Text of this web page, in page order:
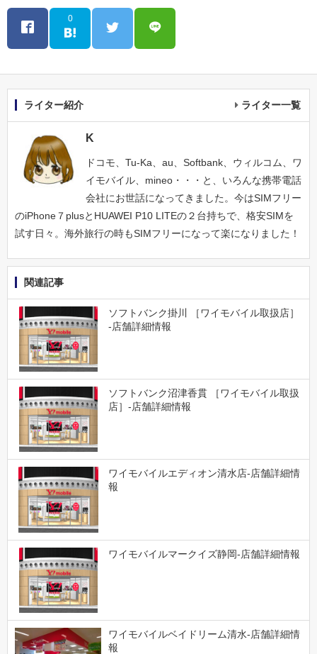
0
ライター紹介 ライター一覧
K
ドコモ、Tu-Ka、au、Softbank、ウィルコム、ワ
イモバイル、mineo・・・と、いろんな携帯電話
会社にお世話になってきました。今はSIMフリー
のiPhone７plusとHUAWEI P10 LITEの２台持ちで、格安SIMを
試す日々。海外旅行の時もSIMフリーになって楽になりました！
関連記事
ソフトバンク掛川 ［ワイモバイル取扱店］
-店舗詳細情報
ソフトバンク沼津香貫 ［ワイモバイル取扱
店］-店舗詳細情報
ワイモバイルエディオン清水店-店舗詳細情
報
ワイモバイルマークイズ静岡-店舗詳細情報
ワイモバイルベイドリーム清水-店舗詳細情
報